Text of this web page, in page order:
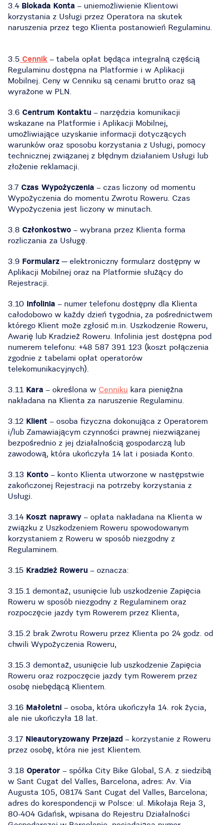
3.4 Blokada Konta – uniemożliwienie Klientowi
korzystania z Usługi przez Operatora na skutek
naruszenia przez tego Klienta postanowień Regulaminu.
3.5 Cennik – tabela opłat będąca integralną częścią
Regulaminu dostępna na Platformie i w Aplikacji
Mobilnej. Ceny w Cenniku są cenami brutto oraz są
wyrażone w PLN.
3.6 Centrum Kontaktu – narzędzia komunikacji
wskazane na Platformie i Aplikacji Mobilnej,
umożliwiające uzyskanie informacji dotyczących
warunków oraz sposobu korzystania z Usługi, pomocy
technicznej związanej z błędnym działaniem Usługi lub
złożenie reklamacji.
3.7 Czas Wypożyczenia – czas liczony od momentu
Wypożyczenia do momentu Zwrotu Roweru. Czas
Wypożyczenia jest liczony w minutach.
3.8 Członkostwo – wybrana przez Klienta forma
rozliczania za Usługę.
3.9 Formularz ─ elektroniczny formularz dostępny w
Aplikacji Mobilnej oraz na Platformie służący do
Rejestracji.
3.10 Infolinia – numer telefonu dostępny dla Klienta
całodobowo w każdy dzień tygodnia, za pośrednictwem
którego Klient może zgłosić m.in. Uszkodzenie Roweru,
Awarię lub Kradzież Roweru. Infolinia jest dostępna pod
numerem telefonu: +48 587 391 123 (koszt połączenia
zgodnie z tabelami opłat operatorów
telekomunikacyjnych).
3.11 Kara – określona w Cenniku kara pieniężna
nakładana na Klienta za naruszenie Regulaminu.
3.12 Klient – osoba fizyczna dokonująca z Operatorem
i/lub Zamawiającym czynności prawnej niezwiązanej
bezpośrednio z jej działalnością gospodarczą lub
zawodową, która ukończyła 14 lat i posiada Konto.
3.13 Konto – konto Klienta utworzone w następstwie
zakończonej Rejestracji na potrzeby korzystania z
Usługi.
3.14 Koszt naprawy – opłata nakładana na Klienta w
związku z Uszkodzeniem Roweru spowodowanym
korzystaniem z Roweru w sposób niezgodny z
Regulaminem.
3.15 Kradzież Roweru – oznacza:
3.15.1 demontaż, usunięcie lub uszkodzenie Zapięcia
Roweru w sposób niezgodny z Regulaminem oraz
rozpoczęcie jazdy tym Rowerem przez Klienta,
3.15.2 brak Zwrotu Roweru przez Klienta po 24 godz. od
chwili Wypożyczenia Roweru,
3.15.3 demontaż, usunięcie lub uszkodzenie Zapięcia
Roweru oraz rozpoczęcie jazdy tym Rowerem przez
osobę niebędącą Klientem.
3.16 Małoletni – osoba, która ukończyła 14. rok życia,
ale nie ukończyła 18 lat.
3.17 Nieautoryzowany Przejazd – korzystanie z Roweru
przez osobę, która nie jest Klientem.
3.18 Operator – spółka City Bike Global, S.A. z siedzibą
w Sant Cugat del Valles, Barcelona, adres: Av. Via
Augusta 105, 08174 Sant Cugat del Valles, Barcelona;
adres do korespondencji w Polsce: ul. Mikołaja Reja 3,
80-404 Gdańsk, wpisana do Rejestru Działalności